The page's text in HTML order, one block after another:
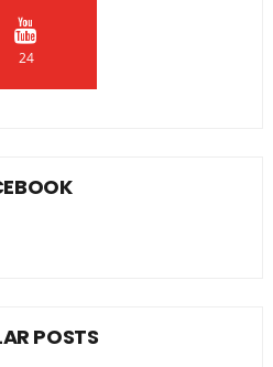
24
POSTS